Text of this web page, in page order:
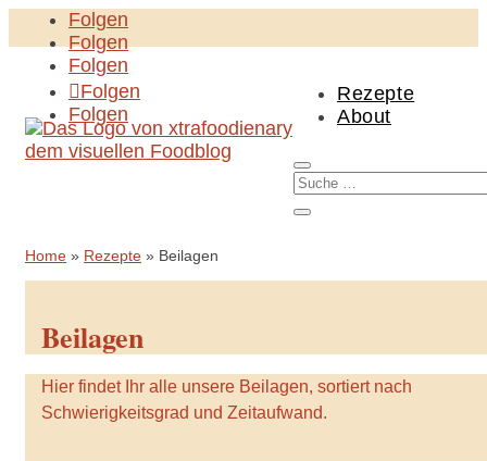
Folgen
Folgen
Folgen
Folgen
Folgen
Rezepte
About
Home » Rezepte » Beilagen
Beilagen
Hier findet Ihr alle unsere Beilagen, sortiert nach
Schwierigkeitsgrad und Zeitaufwand.